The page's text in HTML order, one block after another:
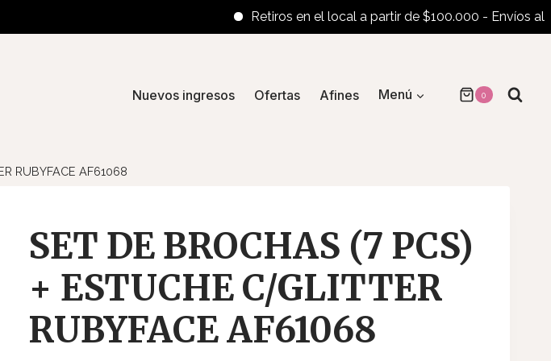
Retiros en el local a partir de $100.000 - Envíos al
Nuevos ingresos Ofertas Afines Menú 0
RUBYFACE AF61068
SET DE BROCHAS (7 PCS)
+ ESTUCHE C/GLITTER
RUBYFACE AF61068